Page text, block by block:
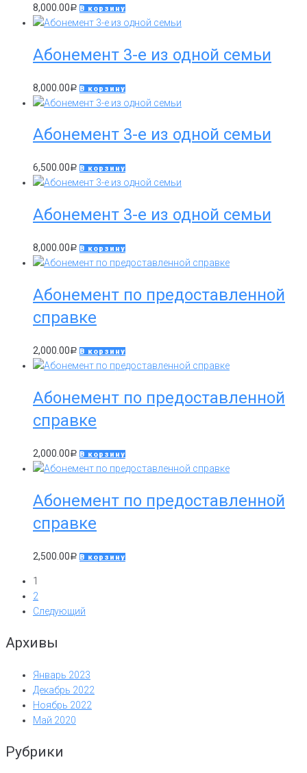
8,000.00 Р В корзину
Абонемент 3-е из одной семьи
8,000.00 Р В корзину
Абонемент 3-е из одной семьи
6,500.00 Р В корзину
Абонемент 3-е из одной семьи
8,000.00 Р В корзину
Абонемент по предоставленной
справке
2,000.00 Р В корзину
Абонемент по предоставленной
справке
2,000.00 Р В корзину
Абонемент по предоставленной
справке
2,500.00 Р В корзину
1
2
Следующий
Архивы
Январь 2023
Декабрь 2022
Ноябрь 2022
Май 2020
Рубрики